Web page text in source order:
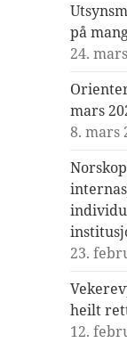
på
24.
mars
8. mars
23.
heilt
12.